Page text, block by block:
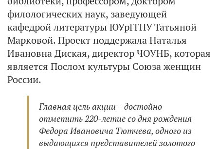
филологических наук, заведующей
кафедрой литературы ЮУрГГПУ Татьяной
Марковой. Проект поддержала Наталья
Ивановна Диская, директор ЧОУНБ, которая
является Послом культуры Союза женщин
России.
Главная цель акции – достойно
отметить 220-летие со дня рождения
Федора Ивановича Тютчева, одного из
выдающихся представителей золотого